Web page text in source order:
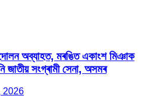
অব্যাহত, মৰঙিত একাংশ মিঞাক
জাতীয় সংগ্ৰামী সেনা, অসমৰ
2026